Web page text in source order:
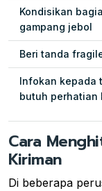
Kondisikan
gampang jebol
Beri tanda
Infokan kepada
butuh perhatian
Cara
Kiriman
Di beberapa